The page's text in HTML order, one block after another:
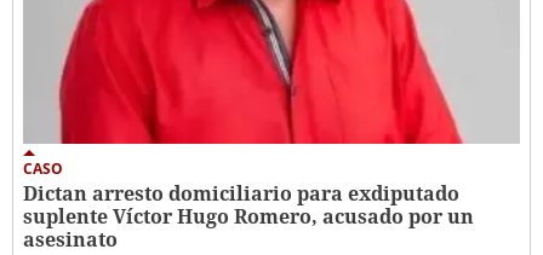
CASO
Dictan arresto domiciliario para exdiputado
suplente Víctor Hugo Romero, acusado por un
asesinato